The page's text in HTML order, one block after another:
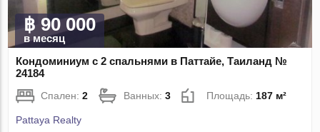
฿ 90 000
в месяц
Кондоминиум с 2 спальнями в Паттайе, Таиланд №
24184
Спален:2 Ванных:3 Площадь:187 м²
Pattaya Realty